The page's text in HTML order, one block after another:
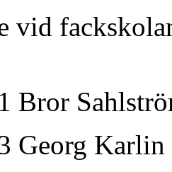
vid
Bror
Georg Karlin